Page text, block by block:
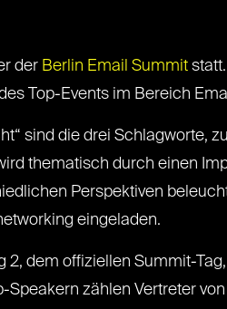
der Berlin Email Summitstatt.
Top-Events im Bereich
sind die drei Schlagworte,
thematisch durch einen
Perspektiven
eingeladen.
2, dem offiziellen Summit-
Speakern zählen Vertreter